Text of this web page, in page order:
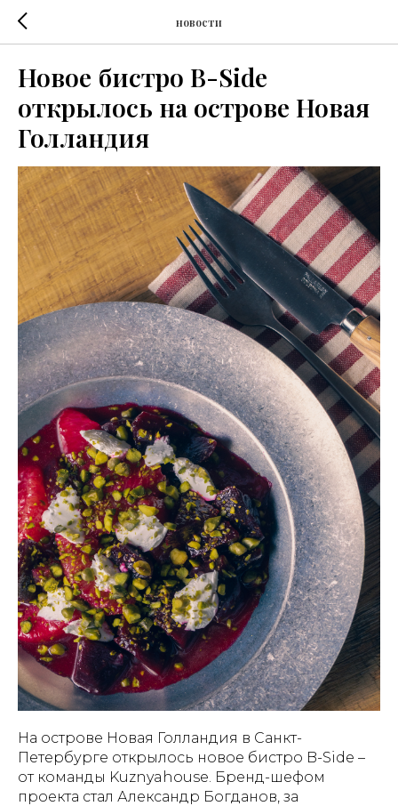
новости
Новое бистро B-Side
открылось на острове Новая
Голландия
На острове Новая Голландия в Санкт-
Петербурге открылось новое бистро B-Side –
от команды Kuznyahouse. Бренд-шефом
проекта стал Александр Богданов, за